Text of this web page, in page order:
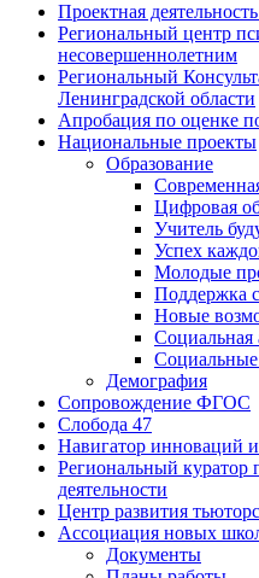
Проектная
Региональный центр
несовершеннолетним
Региональный
Ленинградской области
Апробация по оценке
Национальные проекты
Образование
Цифровая
Учитель
Успех
Молодые
Поддержка
Новые
Социальная
Демография
Сопровождение ФГОС
Слобода 47
Навигатор инноваций
Региональный куратор
деятельности
Центр развития
Ассоциация новых
Документы